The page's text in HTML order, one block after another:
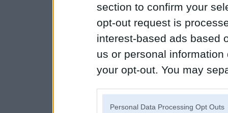
section to confirm your
opt-out request is
interest-based ads based
us or personal
your opt-out. You may
Personal Data Processing Opt Outs